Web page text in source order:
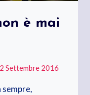
è mai
Settembre 2016